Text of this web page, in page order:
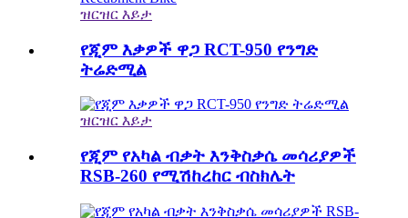
ዝርዝር እይታ
የጂም እቃዎች ዋጋ RCT-950 የንግድ
ትሬድሚል
ዝርዝር እይታ
የጂም የአካል ብቃት እንቅስቃሴ መሳሪያዎች
RSB-260 የሚሽከረከር ብስክሌት